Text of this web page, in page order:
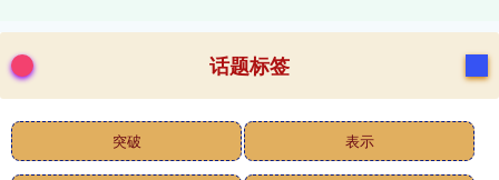
话题标签
突破 表示